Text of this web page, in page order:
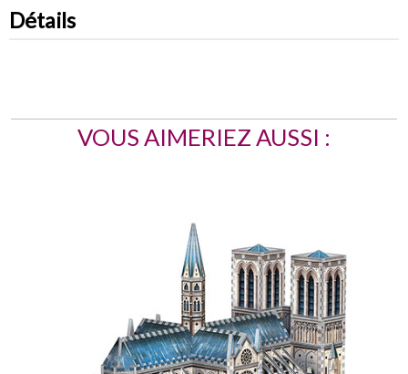
Détails
VOUS AIMERIEZ AUSSI :